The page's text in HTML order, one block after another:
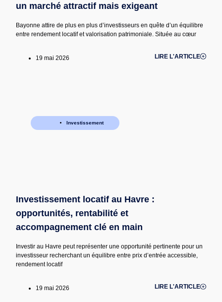
un marché attractif mais exigeant
Bayonne attire de plus en plus d’investisseurs en quête d’un équilibre
entre rendement locatif et valorisation patrimoniale. Située au cœur
19 mai 2026 LIRE L'ARTICLE
Investissement
Investissement locatif au Havre :
opportunités, rentabilité et
accompagnement clé en main
Investir au Havre peut représenter une opportunité pertinente pour un
investisseur recherchant un équilibre entre prix d’entrée accessible,
rendement locatif
19 mai 2026 LIRE L'ARTICLE